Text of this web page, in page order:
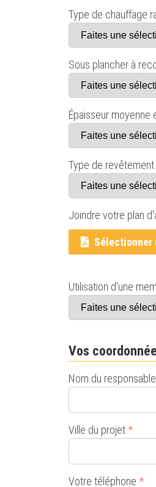
Type de chauffage
Sous plancher à
Épaisseur
Type de
Joindre votre plan
Sélectionner
Utilisation d'une
Vos
Nom du responsable
Ville du projet *
Votre téléphone *